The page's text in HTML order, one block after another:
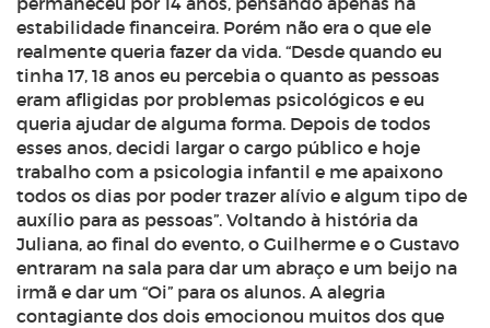
estabilidade financeira. Porém não era o que ele
realmente queria fazer da vida. “Desde quando eu
tinha 17, 18 anos eu percebia o quanto as pessoas
eram afligidas por problemas psicológicos e eu
queria ajudar de alguma forma. Depois de todos
esses anos, decidi largar o cargo público e hoje
trabalho com a psicologia infantil e me apaixono
todos os dias por poder trazer alívio e algum tipo de
auxílio para as pessoas”. Voltando à história da
Juliana, ao final do evento, o Guilherme e o Gustavo
entraram na sala para dar um abraço e um beijo na
irmã e dar um “Oi” para os alunos. A alegria
contagiante dos dois emocionou muitos dos que